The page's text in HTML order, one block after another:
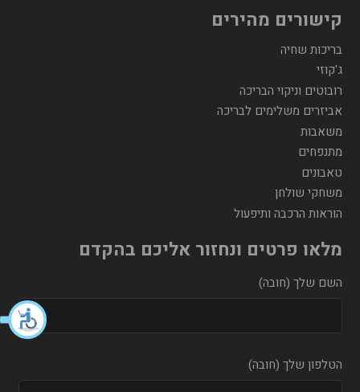
קישורים מהירים
בריכות שחיה
ג'קוזי
רובוטים וניקוי הבריכה
אביזרים משלימים לבריכה
משאבות
מתנפחים
טאבונים
משחקי שולחן
הוראות הרכבה ותיפעול
מלאו פרטים ונחזור אליכם בהקדם
השם שלך (חובה)
הטלפון שלך (חובה)